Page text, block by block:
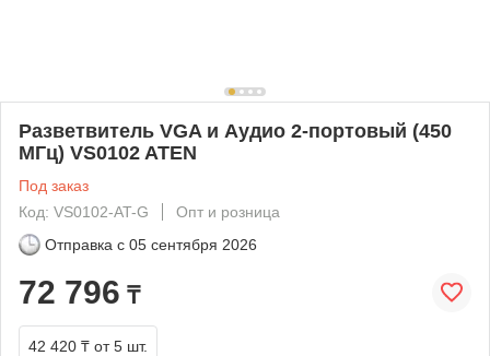
Разветвитель VGA и Аудио 2-портовый (450
МГц) VS0102 ATEN
Под заказ
Код: VS0102-AT-G
Опт и розница
Отправка с 05 сентября 2026
72 796 ₸
42 420 ₸ от 5 шт.